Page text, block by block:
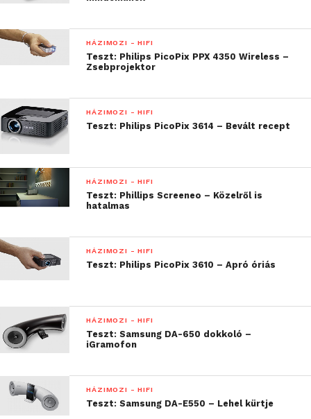
nézve egy jó eszköz, a mini jack-kel szerelt
okostelefonok és mp3-ok világában valószínű, hogy
az utolsó eszközök egyike, melyekbe CD lemez
HÁZIMOZI - HIFI
Teszt: Philips PicoPix PPX 4350 Wireless –
Zsebprojektor
HÁZIMOZI - HIFI
Teszt: Philips PicoPix 3614 – Bevált recept
HÁZIMOZI - HIFI
Teszt: Phillips Screeneo – Közelről is
hatalmas
HÁZIMOZI - HIFI
Teszt: Philips PicoPix 3610 – Apró óriás
HÁZIMOZI - HIFI
Teszt: Samsung DA-650 dokkoló –
iGramofon
HÁZIMOZI - HIFI
Teszt: Samsung DA-E550 – Lehel kürtje